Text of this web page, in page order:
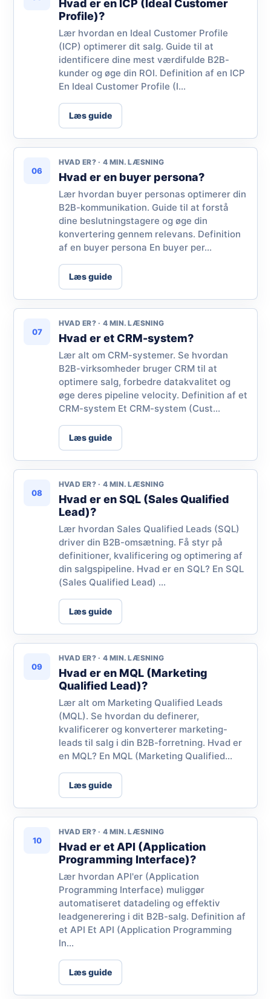
Hvad er en ICP (Ideal Customer
Profile)?
Lær hvordan en Ideal Customer Profile
(ICP) optimerer dit salg. Guide til at
identificere dine mest værdifulde B2B-
kunder og øge din ROI. Definition af en ICP
En Ideal Customer Profile (I...
Læs guide
06
HVAD ER? · 4 MIN. LÆSNING
Hvad er en buyer persona?
Lær hvordan buyer personas optimerer din
B2B-kommunikation. Guide til at forstå
dine beslutningstagere og øge din
konvertering gennem relevans. Definition
af en buyer persona En buyer per...
Læs guide
07
HVAD ER? · 4 MIN. LÆSNING
Hvad er et CRM-system?
Lær alt om CRM-systemer. Se hvordan
B2B-virksomheder bruger CRM til at
optimere salg, forbedre datakvalitet og
øge deres pipeline velocity. Definition af et
CRM-system Et CRM-system (Cust...
Læs guide
08
HVAD ER? · 4 MIN. LÆSNING
Hvad er en SQL (Sales Qualified
Lead)?
Lær hvordan Sales Qualified Leads (SQL)
driver din B2B-omsætning. Få styr på
definitioner, kvalificering og optimering af
din salgspipeline. Hvad er en SQL? En SQL
(Sales Qualified Lead) ...
Læs guide
09
HVAD ER? · 4 MIN. LÆSNING
Hvad er en MQL (Marketing
Qualified Lead)?
Lær alt om Marketing Qualified Leads
(MQL). Se hvordan du definerer,
kvalificerer og konverterer marketing-
leads til salg i din B2B-forretning. Hvad er
en MQL? En MQL (Marketing Qualified...
Læs guide
10
HVAD ER? · 4 MIN. LÆSNING
Hvad er et API (Application
Programming Interface)?
Lær hvordan API'er (Application
Programming Interface) muliggør
automatiseret datadeling og effektiv
leadgenerering i dit B2B-salg. Definition af
et API Et API (Application Programming
In...
Læs guide